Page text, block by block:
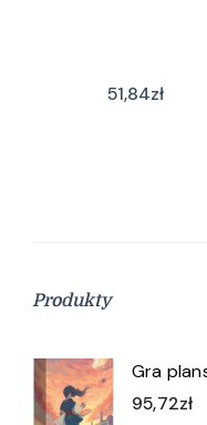
51,84zł
Produkty
Gra
95,72zł